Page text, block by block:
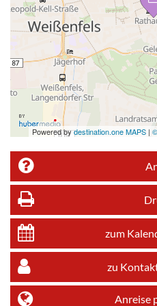
Powered bydestination.one MAPS |
zum
zu
Anreise